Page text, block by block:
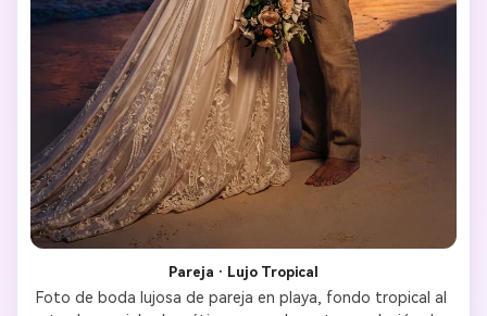
Pareja · Lujo Tropical
Foto de boda lujosa de pareja en playa, fondo tropical al